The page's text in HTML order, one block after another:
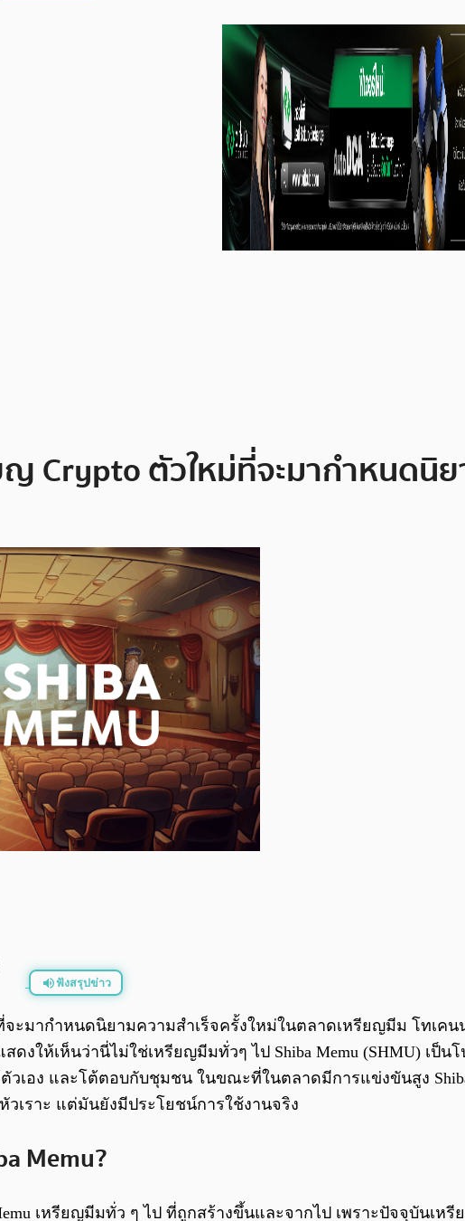
ญ Crypto ตัวใหม่ที่จะมากำหนดนิ
ฟังสรุปข่าว
ะมากำหนดนิยามความสำเร็จครั้งใหม่ในตลาดเหรียญมีม โทเคน
ดงให้เห็นว่านี่ไม่ใช่เหรียญมีมทั่วๆ ไป Shiba Memu (SHMU) เ
วเอง และโต้ตอบกับชุมชน ในขณะที่ในตลาดมีการแข่งขันสูง
วเราะ แต่มันยังมีประโยชน์การใช้งานจริง
Memu?
เหรียญมีมทั่ว ๆ ไป ที่ถูกสร้างขึ้นและจากไป เพราะปัจจุบันเห